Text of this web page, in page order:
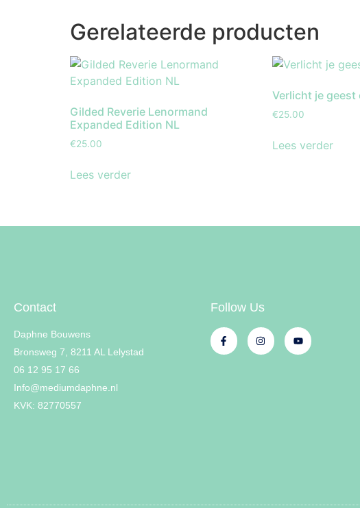
Gerelateerde producten
Gilded Reverie Lenormand
Expanded Edition NL
€25.00
Lees verder
Verlicht je geest
€25.00
Lees verder
Contact
Daphne Bouwens
Bronsweg 7, 8211 AL Lelystad
06 12 95 17 66
Info@mediumdaphne.nl
KVK: 82770557
Follow Us